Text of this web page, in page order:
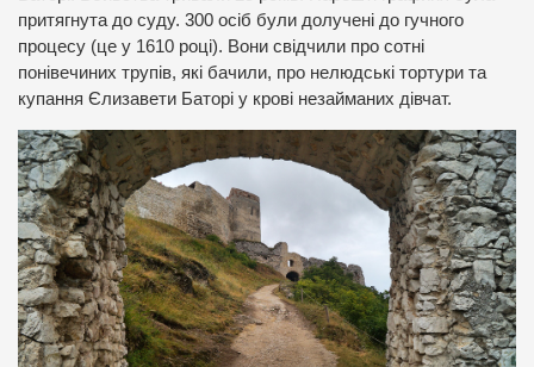
притягнута до суду. 300 осіб були долучені до гучного
процесу (це у 1610 році). Вони свідчили про сотні
понівечиних трупів, які бачили, про нелюдські тортури та
купання Єлизавети Баторі у крові незайманих дівчат.